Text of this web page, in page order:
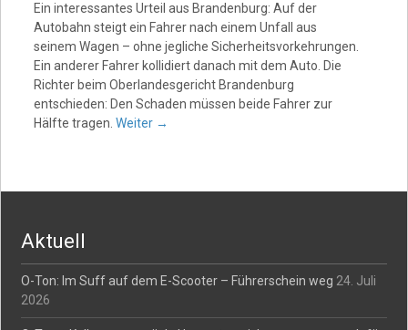
Ein interessantes Urteil aus Brandenburg: Auf der
Autobahn steigt ein Fahrer nach einem Unfall aus
seinem Wagen – ohne jegliche Sicherheitsvorkehrungen.
Ein anderer Fahrer kollidiert danach mit dem Auto. Die
Richter beim Oberlandesgericht Brandenburg
entschieden: Den Schaden müssen beide Fahrer zur
Hälfte tragen. Weiter →
Aktuell
O-Ton: Im Suff auf dem E-Scooter – Führerschein weg 24. Juli
2026